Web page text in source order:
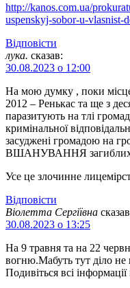
http://kanos.com.ua/
uspenskyj-sobor-u-vlasnist-
Відповіcти
лука. сказав:
30.08.2023 о 12:00
На мою думку , поки
2012 – Ренькас та ще з
паразитують на тлі
кримінальної
засуджені громадою на
ВШАНУВАННЯ загиблих
Усе це злочинне
Відповіcти
Віолетта Сергіївна
30.08.2023 о 13:25
На 9 травня та на 22
вогню.Мабуть тут діло
Подивіться всі інформації